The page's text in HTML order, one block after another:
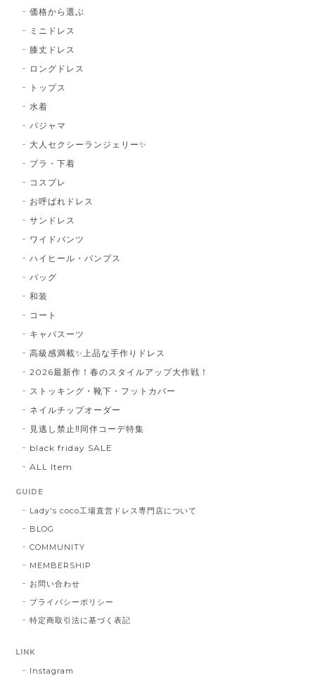
価格から選ぶ
ミニドレス
膝丈ドレス
ロングドレス
トップス
水着
パジャマ
大人セクシーランジェリー✨
ブラ・下着
コスプレ
お呼ばれドレス
サンドレス
ワイドパンツ
ハイヒール・パンプス
バッグ
和装
コート
キャバスーツ
高級感満載✨上品な手作りドレス
2026最新作！春のスタイルアップ大作戦！
ストッキング・靴下・フットカバー
ネイルチップオーダー
見逃し禁止‼同伴コーデ特集
black friday SALE
ALL Item
GUIDE
Lady's coco工場直営ドレス専門店について
BLOG
COMMUNITY
MEMBERSHIP
お問い合わせ
プライバシーポリシー
特定商取引法に基づく表記
LINK
Instagram